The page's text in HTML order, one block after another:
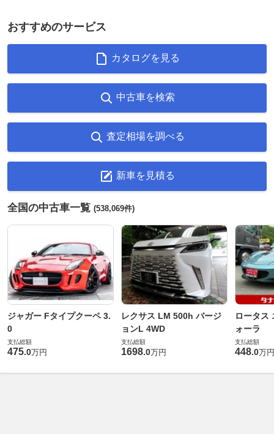
おすすめのサービス
カタログを見る
中古車を検索
査定相場を調べる
新車を見積る
全国の中古車一覧 (538,069件)
ジャガー Fタイプクーペ 3.
0
支払総額
475.0万円
レクサス LM 500h バージ
ョンL 4WD
支払総額
1698.0万円
ロータス
ォーラ
支払総額
448.0万円